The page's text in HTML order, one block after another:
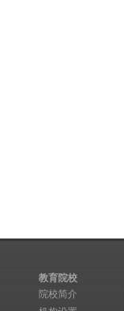
教育院校
院校简介